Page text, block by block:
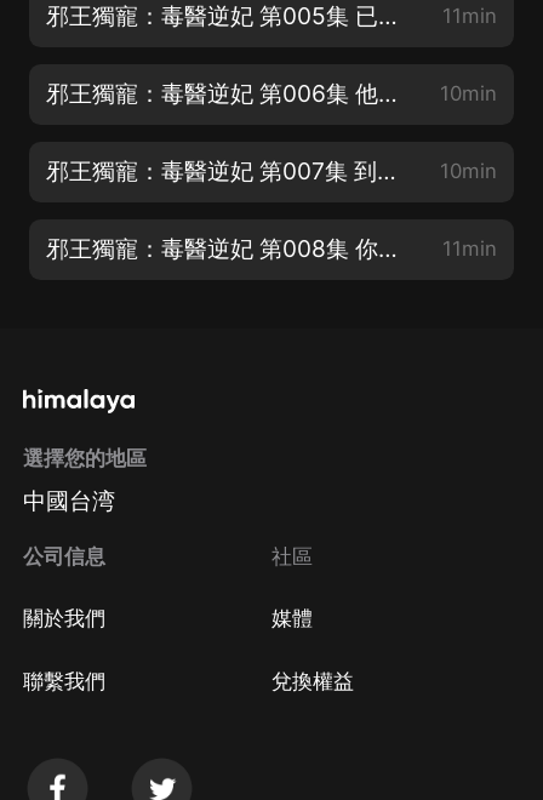
邪王獨寵：毒醫逆妃 第005集 已經準備好了 11min
邪王獨寵：毒醫逆妃 第006集 他到底是虎還是狼 10min
邪王獨寵：毒醫逆妃 第007集 到底打的什麼鬼主意 10min
邪王獨寵：毒醫逆妃 第008集 你還有什麼可說的 11min
選擇您的地區
中國台湾
公司信息
關於我們
聯繫我們
社區
媒體
兌換權益